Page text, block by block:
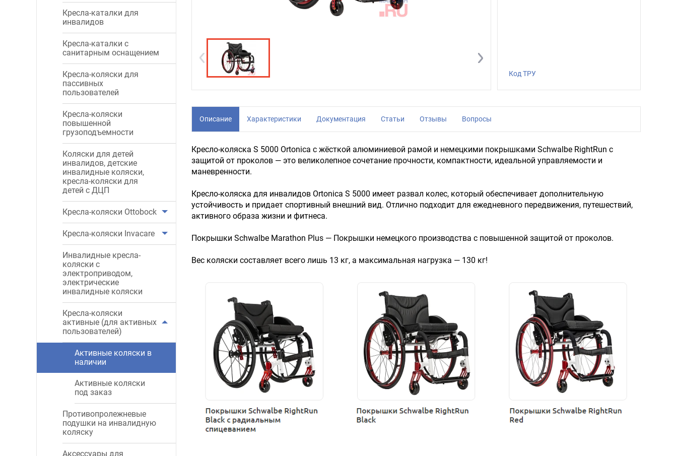
Кресла-каталки для
инвалидов
Кресла-каталки с
санитарным оснащением
Кресла-коляски для
пассивных
пользователей
Кресла-коляски
повышенной
грузоподъемности
Коляски для детей
инвалидов, детские
инвалидные коляски,
кресла-коляски для
детей с ДЦП
Кресла-коляски Ottobock
Кресла-коляски Invacare
Инвалидные кресла-
коляски с
электроприводом,
электрические
инвалидные коляски
Кресла-коляски
активные (для активных
пользователей)
Активные коляски в
наличии
Активные коляски
под заказ
Противопролежневые
подушки на инвалидную
коляску
Аксессуары для
Код ТРУ
Описание Характеристики Документация Статьи Отзывы Вопросы
Кресло-коляска S 5000 Ortonica с жёсткой алюминиевой рамой и немецкими покрышками Schwalbe RightRun с
защитой от проколов — это великолепное сочетание прочности, компактности, идеальной управляемости и
маневренности.
Кресло-коляска для инвалидов Ortonica S 5000 имеет развал колес, который обеспечивает дополнительную
устойчивость и придает спортивный внешний вид. Отлично подходит для ежедневного передвижения, путешествий,
активного образа жизни и фитнеса.
Покрышки Schwalbe Marathon Plus — Покрышки немецкого производства с повышенной защитой от проколов.
Вес коляски составляет всего лишь 13 кг, а максимальная нагрузка — 130 кг!